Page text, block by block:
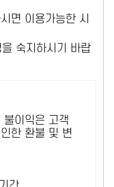
면 이용가능한 시
숙지하시기 바랍
이익은 고객
한 환불 및 변